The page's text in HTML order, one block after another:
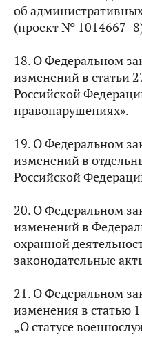
об
(проект №
18. О Федеральном
изменений в статьи
Российской
правонарушениях».
19. О Федеральном
изменений в
Российской
20. О Федеральном
изменений в
охранной
законодательные
21. О Федеральном
изменения в статью
„О статусе